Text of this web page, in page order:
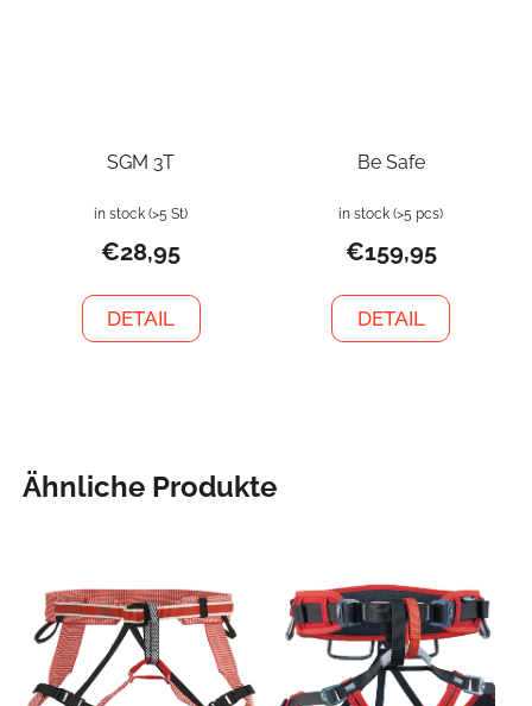
SGM 3T
in stock(>5 St)
€28,95
DETAIL
Be Safe
in stock (>5 pcs)
€159,95
DETAIL
Ähnliche Produkte